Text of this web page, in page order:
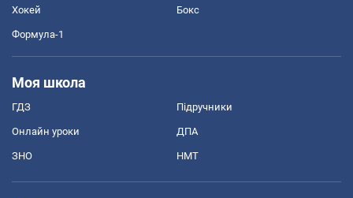
Хокей Бокс
Формула-1
Моя школа
ГДЗ Підручники
Онлайн уроки ДПА
ЗНО НМТ